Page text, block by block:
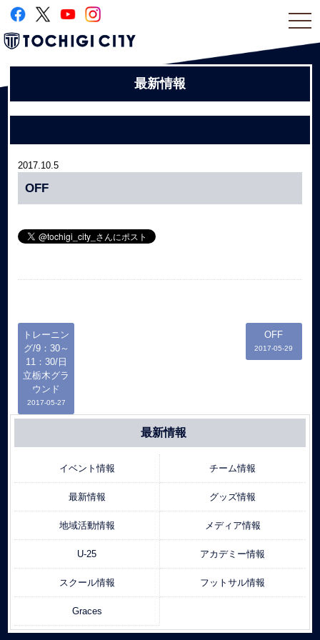
最新情報
2017.10.5
OFF
トレーニン
グ/9：30～
11：30/日
立栃木グラ
ウンド
2017-05-27
OFF
2017-05-29
最新情報
イベント情報 チーム情報
最新情報 グッズ情報
地域活動情報 メディア情報
U-25 アカデミー情報
スクール情報 フットサル情報
Graces